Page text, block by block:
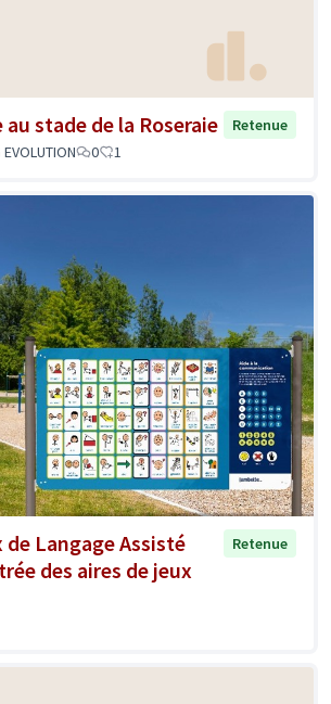
stade de la Roseraie
Retenue
0 1
de Langage Assisté
des aires de jeux
Retenue